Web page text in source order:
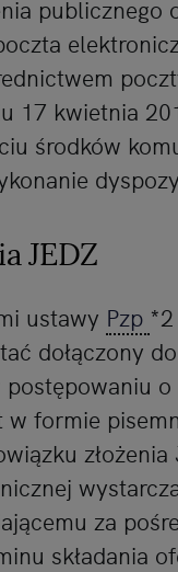
publicznego
17 kwietnia
środków
JEDZ
ustawy Pzp
dołączony
w formie
za
składania